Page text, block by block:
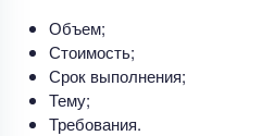
Объем;
Стоимость;
Срок выполнения;
Тему;
Требования.